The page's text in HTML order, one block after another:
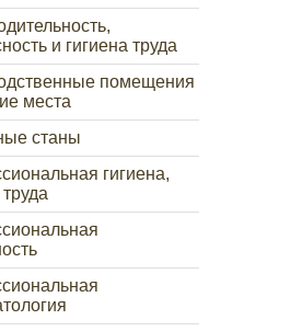
и гигиена труда
помещения
места
станы
гигиена,